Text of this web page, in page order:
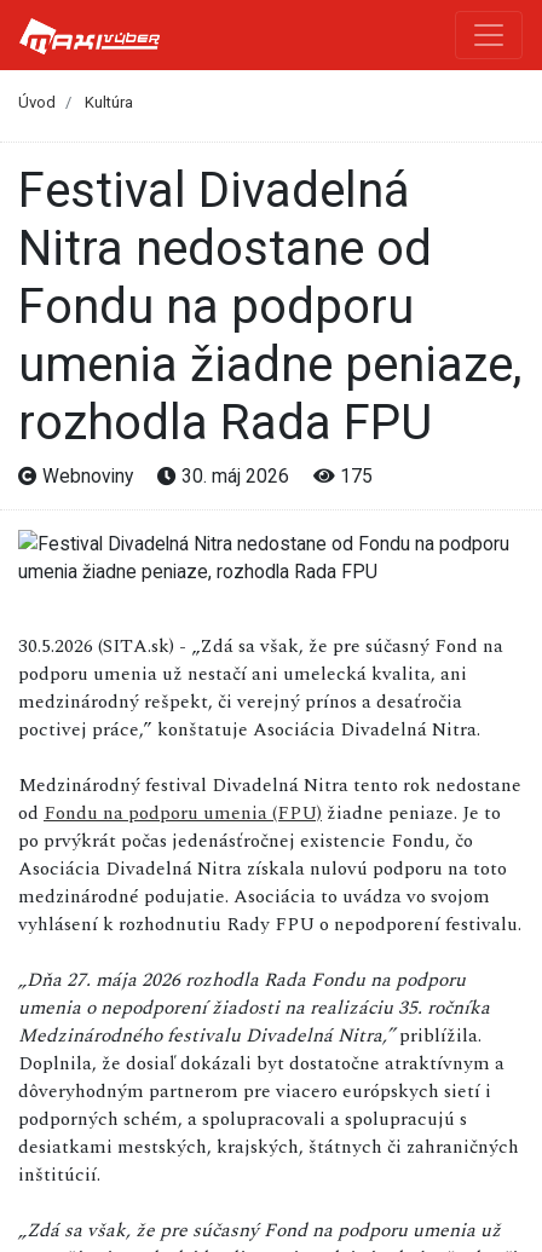
Úvod Kultúra
Festival Divadelná
Nitra nedostane od
Fondu na podporu
umenia žiadne peniaze,
rozhodla Rada FPU
Webnoviny 30. máj 2026 175
30.5.2026 (SITA.sk) - „Zdá sa však, že pre súčasný Fond na
podporu umenia už nestačí ani umelecká kvalita, ani
medzinárodný rešpekt, či verejný prínos a desaťročia
poctivej práce,” konštatuje Asociácia Divadelná Nitra.
Medzinárodný festival Divadelná Nitra tento rok nedostane
od Fondu na podporu umenia (FPU) žiadne peniaze. Je to
po prvýkrát počas jedenásťročnej existencie Fondu, čo
Asociácia Divadelná Nitra získala nulovú podporu na toto
medzinárodné podujatie. Asociácia to uvádza vo svojom
vyhlásení k rozhodnutiu Rady FPU o nepodporení festivalu.
„Dňa 27. mája 2026 rozhodla Rada Fondu na podporu
umenia o nepodporení žiadosti na realizáciu 35. ročníka
Medzinárodného festivalu Divadelná Nitra,”priblížila.
Doplnila, že dosiaľ dokázali byt dostatočne atraktívnym a
dôveryhodným partnerom pre viacero európskych sietí i
podporných schém, a spolupracovali a spolupracujú s
desiatkami mestských, krajských, štátnych či zahraničných
inštitúcií.
„Zdá sa však, že pre súčasný Fond na podporu umenia už